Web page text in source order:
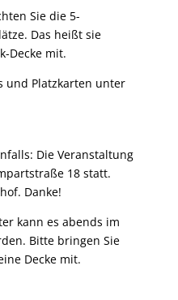
Sie die 5-
Das heißt sie
Decke mit.
und Platzkarten unter
Die Veranstaltung
18 statt.
Danke!
kann es abends im
Bitte bringen Sie
Decke mit.